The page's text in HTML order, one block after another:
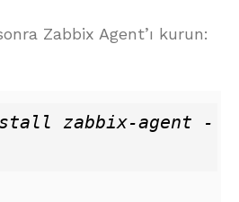
Zabbix Agent’ı kurun:
zabbix-agent -